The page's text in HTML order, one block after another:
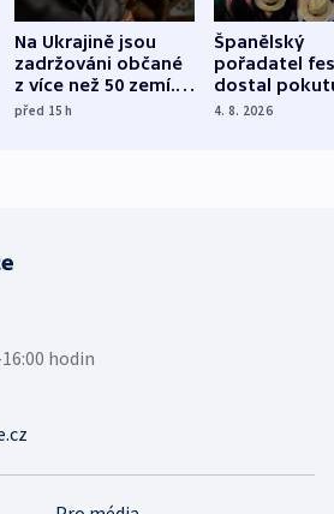
Na Ukrajině jsou
zadržováni občané
z více než 50 zemí.
Bojovali na straně
před 15h
Španělský
pořadatel
dostal
nekalé
4. 8. 2026
hodin